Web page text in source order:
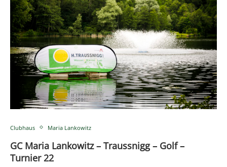
Clubhaus Maria Lankowitz
GC Maria Lankowitz – Traussnigg – Golf –
Turnier 22